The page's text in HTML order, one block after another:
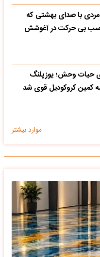
مردی با صدای بهشتی که
بی حرکت در آغوشش
حیات وحش؛ یوزپلنگ
کمین کروکودیل قوی شد
موارد بیشتر